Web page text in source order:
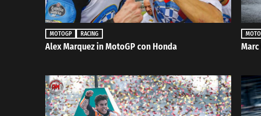
MOTOGP RACING
Alex Marquez in MotoGP con Honda